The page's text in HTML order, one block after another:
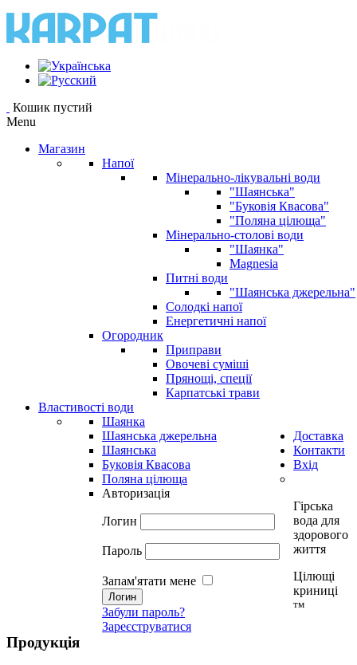
Кошик пустий
Menu
Магазин
Напої
Мінерально-лікувальні води
"Шаянська"
"Буковія Квасова"
"Поляна цілюща"
Мінерально-столові води
"Шаянка"
Magnesia
Питні води
"Шаянська джерельна"
Солодкі напої
Енергетичні напої
Огородник
Приправи
Овочеві суміші
Прянощі, спеції
Карпатські трави
Властивості води
Шаянка
Шаянська джерельна
Шаянська
Буковія Квасова
Поляна цілюща
Доставка
Контакти
Вхід
Авторизація
Логин
Пароль
Запам'ятати мене
Забули пароль?
Зареєструватися
Гірська
вода для
здорового
життя
Цілющі
криниці
тм
Продукція